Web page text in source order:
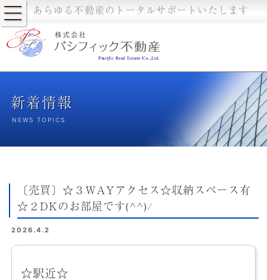
あらゆる不動産のトータルサポートいたします
新着情報
NEWS TOPICS
〔売買〕☆３WAYアクセス☆収納スペース有
☆２DKのお部屋です(^^)/
2026.4.2
☆駅近☆